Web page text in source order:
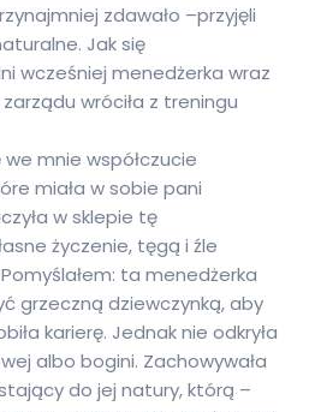
zdawało –przyjęli
Jak się
wcześniej menedżerka wraz
wróciła z treningu
we mnie współczucie
miała w sobie pani
w sklepie tę
życzenie, tęgą i źle
ta menedżerka
grzeczną dziewczynką, aby
karierę. Jednak nie odkryła
albo bogini. Zachowywała
do jej natury, którą –